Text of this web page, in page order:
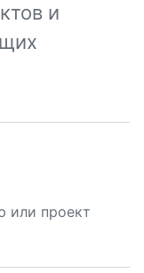
и
или проект